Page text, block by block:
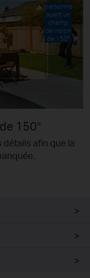
personne
ayant un
champ
de vision
de 150°
150°
afin que la